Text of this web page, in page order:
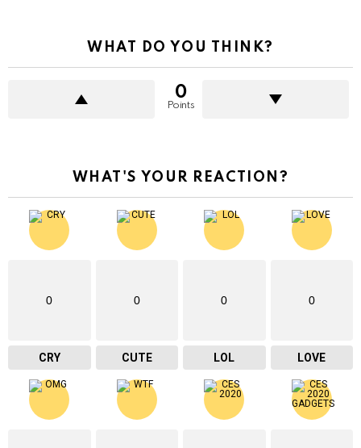
WHAT DO YOU THINK?
0
Points
WHAT'S YOUR REACTION?
0
CRY
0
CUTE
0
LOL
0
LOVE